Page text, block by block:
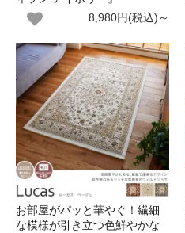
8,980円(税込)～
お部屋がパッと華やぐ！繊細
な模様が引き立つ色鮮やかな